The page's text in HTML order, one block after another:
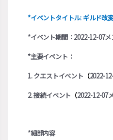
*イベントタイトル: ギルド改
*イベント期間：2022-12-07
*主要イベント：
1. クエストイベント （2022-
2. 接続イベント （2022-12-07
*細部内容